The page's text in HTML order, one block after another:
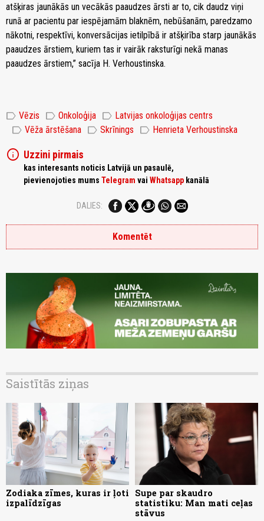
atšķiras jaunākās un vecākās paaudzes ārsti ar to, cik daudz viņi
runā ar pacientu par iespējamām blaknēm, nebūšanām, paredzamo
nākotni, respektīvi, konversācijas ietilpībā ir atšķirība starp jaunākās
paaudzes ārstiem, kuriem tas ir vairāk raksturīgi nekā manas
paaudzes ārstiem,” sacīja H. Verhoustinska.
label Vēzis label Onkoloģija label Latvijas onkoloģijas centrs
label Vēža ārstēšana label Skrīnings label Henrieta Verhoustinska
info Uzzini pirmais
kas interesants noticis Latvijā un pasaulē,
pievienojoties mums Telegram vai Whatsapp kanālā
DALIES:
Komentēt
Saistītās ziņas
Zodiaka zīmes, kuras ir ļoti
izpalīdzīgas
Supe par skaudro
statistiku: Man mati ceļas
stāvus